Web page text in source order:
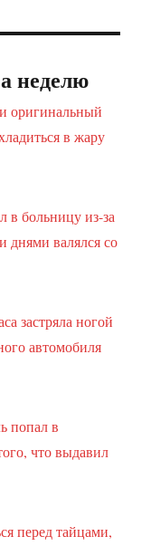
неделю
оригинальный
в жару
в больницу из-за
днями валялся со
застряла ногой
автомобиля
попал в
что выдавил
перед тайцами,